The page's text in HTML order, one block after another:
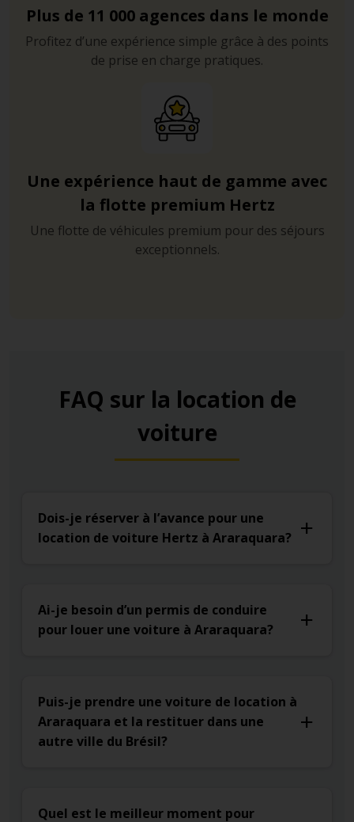
Plus de 11 000 agences dans le monde
Profitez d’une expérience simple grâce à des points
de prise en charge pratiques.
Une expérience haut de gamme avec
la flotte premium Hertz
Une flotte de véhicules premium pour des séjours
exceptionnels.
FAQ sur la location de
voiture
Dois-je réserver à l’avance pour une
location de voiture Hertz à Araraquara?
Ai-je besoin d’un permis de conduire
pour louer une voiture à Araraquara?
Puis-je prendre une voiture de location à
Araraquara et la restituer dans une
autre ville du Brésil?
Quel est le meilleur moment pour